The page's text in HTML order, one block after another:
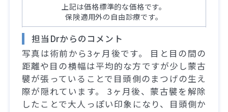
上記は価格標準的な価格です。
保険適用外の自由診療です。
担当Drからのコメント
写真は術前から3ヶ月後です。 目と目の間の
距離や目の横幅は平均的な方ですが少し蒙古
襞が張っていることで目頭側のまつげの生え
際が隠れています。 3ヶ月後、蒙古襞を解除
したことで大人っぽい印象になり、目頭側か